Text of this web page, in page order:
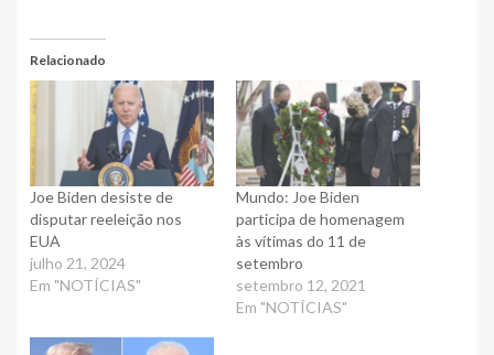
Relacionado
Joe Biden desiste de
disputar reeleição nos
EUA
julho 21, 2024
Em "NOTÍCIAS"
Mundo: Joe Biden
participa de homenagem
às vítimas do 11 de
setembro
setembro 12, 2021
Em "NOTÍCIAS"